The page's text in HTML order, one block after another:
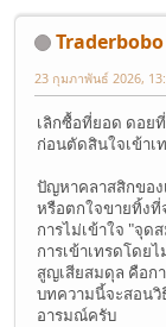
Traderbobo
23 กุมภาพันธ์ 2026,
เลิกซื้อที่ยอด ดอย
ก่อนตัดสินใจเข้าเ
ปัญหาคลาสสิกของ
หรือตกใจขายทิ้งที่
การไม่เข้าใจ "จุด
การเข้าเทรดโดย
สูญเสียสมดุล คือก
บทความนี้จะสอนวิ
อารมณ์ครับ